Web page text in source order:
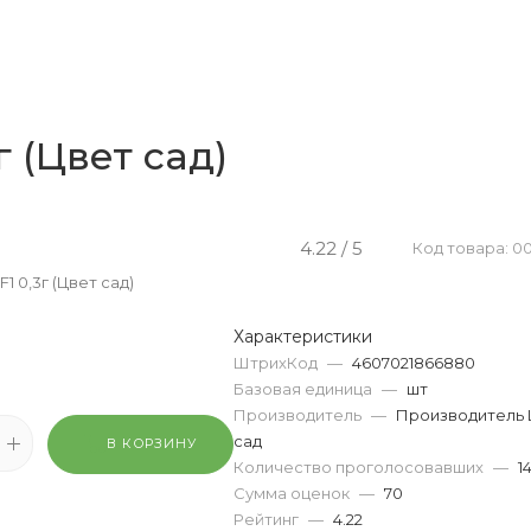
(Цвет сад)
4.22 / 5
Код товара:
0,3г (Цвет сад)
В КОРЗИНУ
Характеристики
ШтрихКод — 4607021866880
Базовая единица — шт
Производитель — Производитель
сад
Количество проголосовавших — 14
Сумма оценок — 70
Рейтинг — 4.22